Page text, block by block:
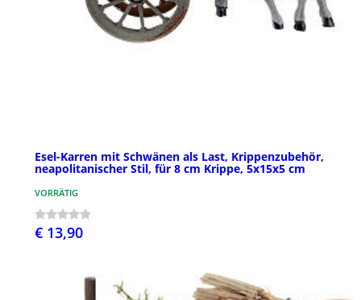
Esel-Karren mit Schwänen als Last, Krippenzubehör,
neapolitanischer Stil, für 8 cm Krippe, 5x15x5 cm
VORRÄTIG
€ 13,90